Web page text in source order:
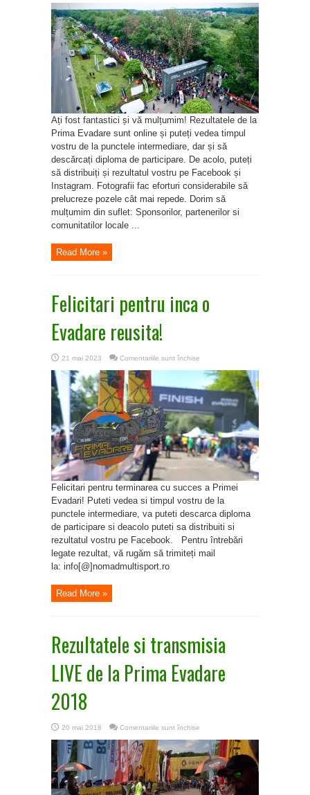
pentru
încă
o
Evadare
reușită!
Ați fost fantastici și vă mulțumim! Rezultatele de la
Prima Evadare sunt online și puteți vedea timpul
vostru de la punctele intermediare, dar și să
descărcați diploma de participare. De acolo, puteți
să distribuiți și rezultatul vostru pe Facebook și
Instagram. Fotografii fac eforturi considerabile să
prelucreze pozele cât mai repede. Dorim să
mulțumim din suflet: Sponsorilor, partenerilor si
comunitatilor locale ...
Read More »
Felicitari pentru inca o
Evadare reusita!
21 mai 2023 Comentariile sunt închise
pentru
inca
o
Evadare
reusita!
Felicitari pentru terminarea cu succes a Primei
Evadari! Puteti vedea si timpul vostru de la
punctele intermediare, va puteti descarca diploma
de participare si deacolo puteti sa distribuiti si
rezultatul vostru pe Facebook. Pentru întrebări
legate rezultat, vă rugăm să trimiteți mail
la: info[@]nomadmultisport.ro
Read More »
Rezultatele si transmisia
LIVE de la Prima Evadare
2018
20 mai 2018 Comentariile sunt închise
si
transmisia
LIVE
de
la
Prima
Evadare